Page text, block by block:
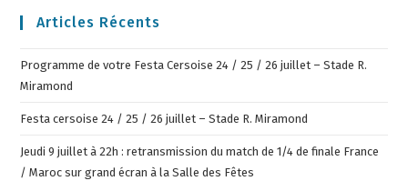
Articles Récents
Programme de votre Festa Cersoise 24 / 25 / 26 juillet – Stade R.
Miramond
Festa cersoise 24 / 25 / 26 juillet – Stade R. Miramond
Jeudi 9 juillet à 22h : retransmission du match de 1/4 de finale France
/ Maroc sur grand écran à la Salle des Fêtes